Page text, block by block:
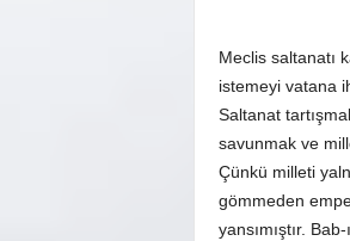
Meclis saltanatı
istemeyi vatana
Saltanat
savunmak ve
Çünkü milleti
gömmeden
yansımıştır.